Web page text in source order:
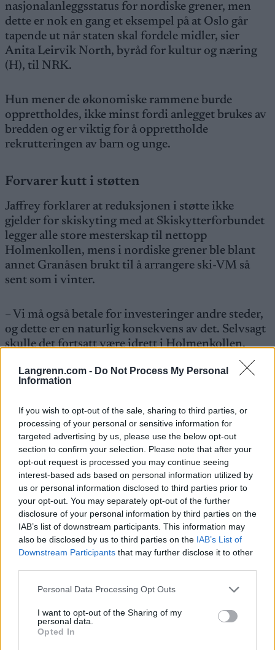
Langrenn.com - Do Not Process My Personal
Information
If you wish to opt-out of the sale, sharing to third parties, or
processing of your personal or sensitive information for
targeted advertising by us, please use the below opt-out
section to confirm your selection. Please note that after your
opt-out request is processed you may continue seeing
interest-based ads based on personal information utilized by
us or personal information disclosed to third parties prior to
your opt-out. You may separately opt-out of the further
disclosure of your personal information by third parties on the
IAB’s list of downstream participants. This information may
also be disclosed by us to third parties on the IAB’s List of
Downstream Participants that may further disclose it to other
Please note that this website/app uses one or more Google
not limited to your visit or usage behaviour. You may click to
grant or deny consent to Google and its third-party tags to
use your data for below specified purposes in below Google
Personal Data Processing Opt Outs
I want to opt-out of the Sharing of my
personal data.
Opted In
nasjonalanleggsstatus for nordiske grener, men
dette er nok en gang et eksempel på at Oslo går
tapende ut når staten skal fordele midler, sier
Anita Leirvik North, byråd for kultur og næring
(H), til NRK.
Hun mener de økonomiske rammene burde
opprettholdes, ikke minst fordi anlegget brukes av
bredden og er viktig for å opprettholde
rekrutteringen av barn og unge.
Forvarer kutt i støtten
Jaffrey forklarer at reduksjonen i støtte ikke
gjelder for skiskyting med at Skiskytterforbundet
legger alle store mesterskap til nettopp
Holmenkollen, mens i nordiske grener ble blant
annet Granåsen brukt til å arrangere ski-VM så
sent som i vinter.
– Vi må også betale for investeringer andre steder,
og dette er en naturlig konsekvens av det. Selvsagt
skulle det fortsatt være idrett i Holmenkollen,
men diskusjonen var hvor mye staten skal betale,
sier Jaffrey.
– Når det arrangeres mesterskap flere steder, må vi
også se på pengebruken.
PS: Overfor Langrenn.com har både statsminister
Jonas Gahr Støre og hans landbruksminister Nils
Kristen Sandtrøen bekreftet at de vil ha langrenn
og nasjonalt samlende idretter tilbake på NRK.
Les mer:
Lover langrenn på NRK: – Hele Norge skal få se
Tap av status som nasjonalanlegg ville fått store